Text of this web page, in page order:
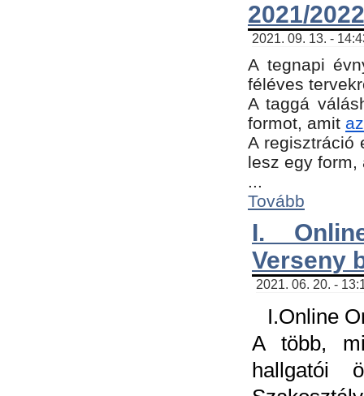
2021/
2021. 09. 13. -
A tegnapi
féléves
A taggá
formot, amit
A regisztráció
lesz egy
...
Tovább
I.
Verseny
2021. 06. 20. -
I.Online
A több,
hallgatói